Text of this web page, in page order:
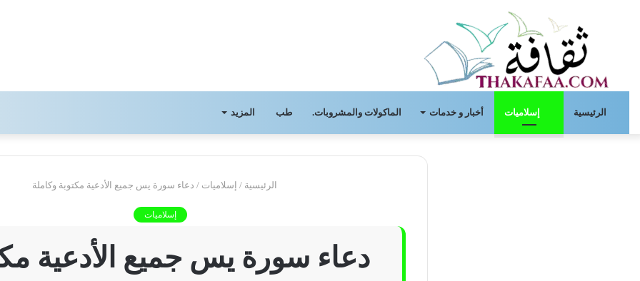
الرئيسية إسلاميات أخبار و خدمات الماكولات والمشروبات. طب المزيد
الرئيسية / إسلاميات / دعاء سورة يس جميع الأدعية مكتوبة وكاملة
إسلاميات
دعاء سورة يس جميع الأدعية